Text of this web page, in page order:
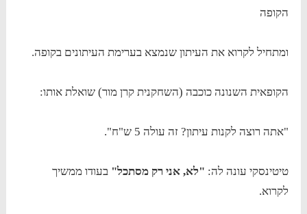
הקופה
ומתחיל לקרוא את העיתון שנמצא בערימת העיתונים בקופה.
הקופאית השנונה כוכבה (השחקנית קרן מור) שואלת אותו:
"אתה רוצה לקנות עיתון? זה עולה 5 ש"ח".
טיטינסקי עונה לה: "לא, אני רק מסתכל"בעודו ממשיך
לקרוא.